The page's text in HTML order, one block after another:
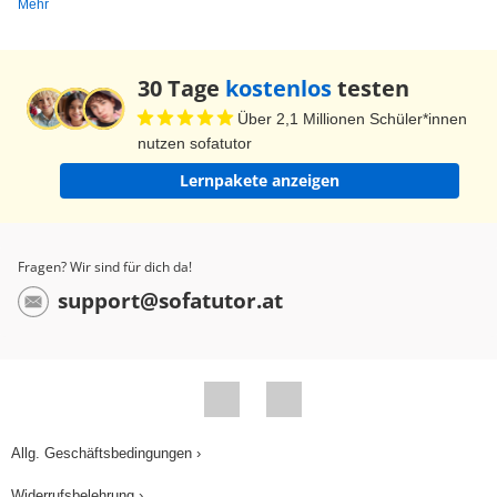
„que“ mit einem neutralen Bezugswort an.
Neutrale Bezugswörter sind zum Beispiel: lo,
esto, eso, aquello. Nach diesen folgt auch nur
„que“. Zweitens, „algo“, „nada“ und alle
Nach diesen folgt auch nur „que“. Warum ich das
besonders erwähne? Am Anfang erwähnte ich
„was“ oder gegebenenfalls auch „das, was“
Aber hier noch einige Beispiele dazu. Algunos
Mehr
30 Tage kostenlostesten
Über 2,1 Millionen Schüler*innen
nutzen sofatutor
Lernpakete anzeigen
Fragen? Wir sind für dich da!
support@sofatutor.at
Allg. Geschäftsbedingungen ›